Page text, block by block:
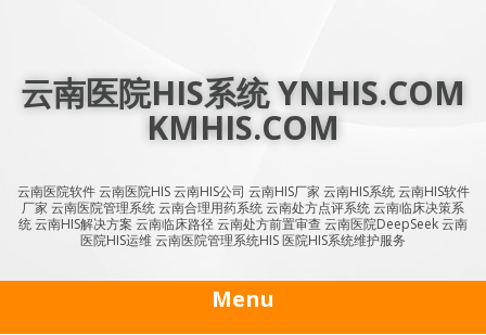
云南医院HIS系统 YNHIS.COM
KMHIS.COM
云南医院软件 云南医院HIS 云南HIS公司 云南HIS厂家 云南HIS系统 云南HIS软件
厂家 云南医院管理系统 云南合理用药系统 云南处方点评系统 云南临床决策系
统 云南HIS解决方案 云南临床路径 云南处方前置审查 云南医院DeepSeek 云南
医院HIS运维 云南医院管理系统HIS 医院HIS系统维护服务
Menu